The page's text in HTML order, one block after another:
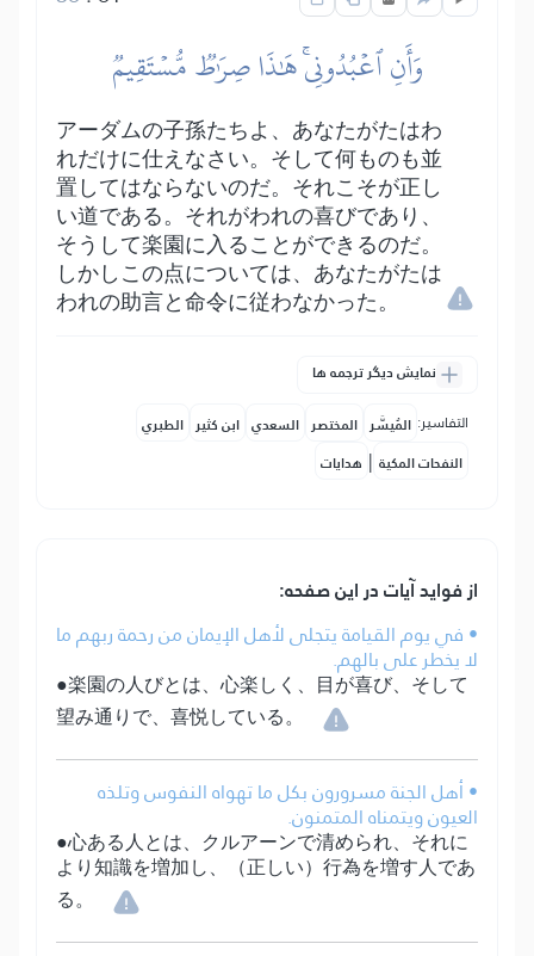
وَأَنِ ٱعۡبُدُونِيۚ هَٰذَا صِرَٰطٞ مُّسۡتَقِيمٞ
アーダムの子孫たちよ、あなたがたはわ
れだけに仕えなさい。そして何ものも並
置してはならないのだ。それこそが正し
い道である。それがわれの喜びであり、
そうして楽園に入ることができるのだ。
しかしこの点については、あなたがたは
われの助言と命令に従わなかった。
نمایش دیگر ترجمه ها
التفاسير: المُيسَّر المختصر السعدي ابن كثير الطبري
النفحات المكية | هدايات
از فواید آیات در این صفحه:
• في يوم القيامة يتجلى لأهل الإيمان من رحمة ربهم ما
لا يخطر على بالهم.
●楽園の人びとは、心楽しく、目が喜び、そして
望み通りで、喜悦している。
• أهل الجنة مسرورون بكل ما تهواه النفوس وتلذه
العيون ويتمناه المتمنون.
●心ある人とは、クルアーンで清められ、それに
より知識を増加し、（正しい）行為を増す人であ
る。